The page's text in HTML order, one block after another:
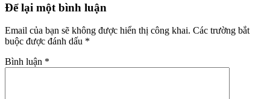
Để lại một bình luận
Email của bạn sẽ không được hiển thị công khai. Các trường bắt
buộc được đánh dấu *
Bình luận *